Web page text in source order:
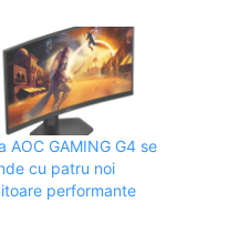
AOC GAMING G4 se
cu patru noi
performante